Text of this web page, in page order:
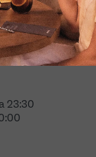
23:30